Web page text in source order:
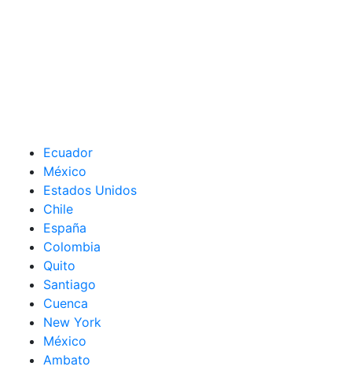
Ecuador
México
Estados Unidos
Chile
España
Colombia
Quito
Santiago
Cuenca
New York
México
Ambato